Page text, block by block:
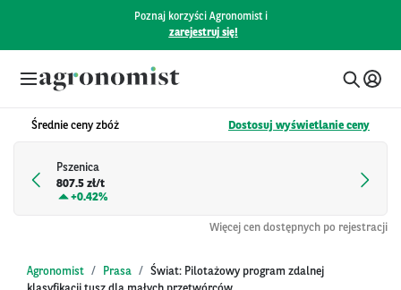
Poznaj korzyści Agronomist i
zarejestruj się!
Średnie ceny zbóż Dostosuj wyświetlanie ceny
Pszenica
807.5 zł/t
+0.42%
Więcej cen dostępnych po rejestracji
Agronomist Prasa
Świat: Pilotażowy program zdalnej